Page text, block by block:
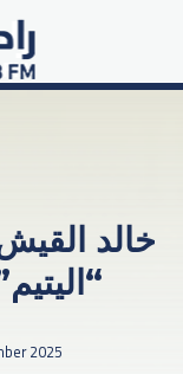
خالد
2025